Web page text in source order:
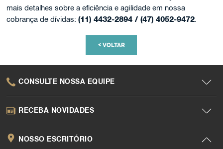
mais detalhes sobre a eficiência e agilidade em nossa
cobrança de dívidas:(11) 4432-2894 / (47) 4052-9472.
<VOLTAR
CONSULTE NOSSA EQUIPE
RECEBA NOVIDADES
NOSSO ESCRITÓRIO